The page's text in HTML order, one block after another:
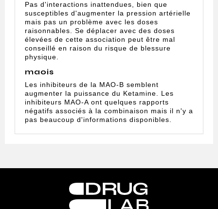
Pas d'interactions inattendues, bien que
susceptibles d'augmenter la pression artérielle
mais pas un problème avec les doses
raisonnables. Se déplacer avec des doses
élevées de cette association peut être mal
conseillé en raison du risque de blessure
physique.
maois
Les inhibiteurs de la MAO-B semblent
augmenter la puissance du Ketamine. Les
inhibiteurs MAO-A ont quelques rapports
négatifs associés à la combinaison mais il n'y a
pas beaucoup d'informations disponibles.